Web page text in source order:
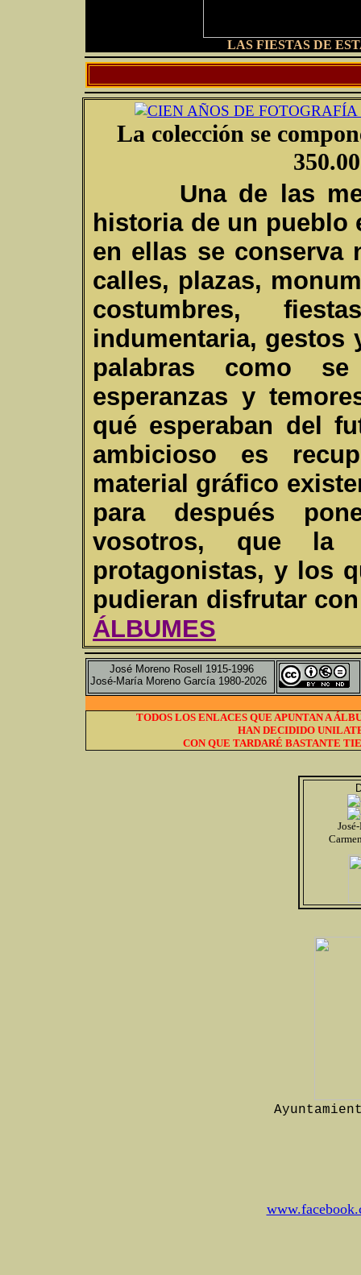
LAS FIESTAS DE
La colección se
Una de las
historia de un pueblo
en ellas se conserva
calles, plazas,
costumbres,
indumentaria, gestos
palabras como
esperanzas y
qué esperaban del
ambicioso es
material gráfico
para después
vosotros, que la
protagonistas, y los
pudieran disfrutar
ÁLBUMES
José Moreno Rosell 1915-1996
José-María Moreno García 1980-2026
TODOS LOS ENLACES QUE APUNTAN A
HAN DECIDIDO
CON QUE TARDARÉ BASTANTE